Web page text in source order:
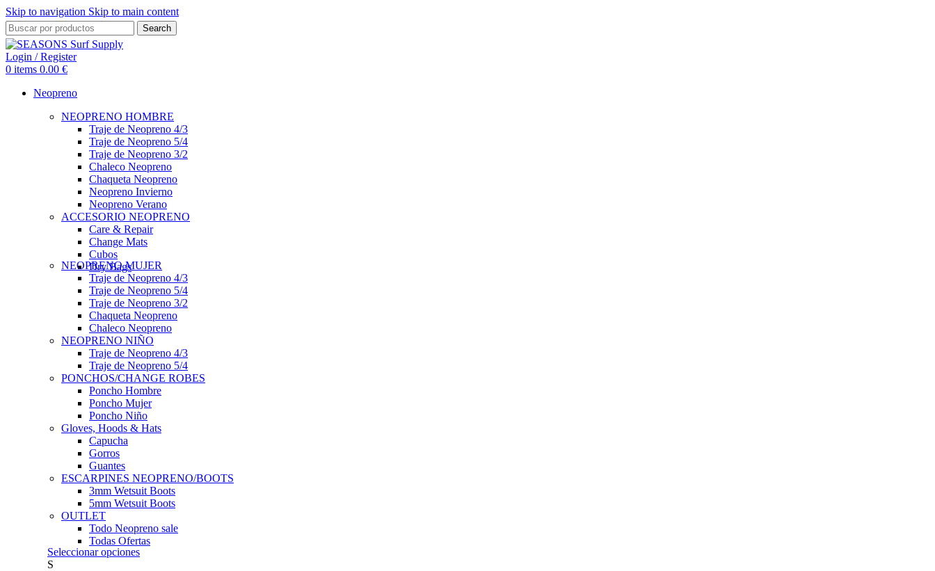
Skip to navigation Skip to main content
Search
Login / Register
0 items 0.00 €
Neopreno
NEOPRENO HOMBRE
Traje de Neopreno 4/3
Traje de Neopreno 5/4
Traje de Neopreno 3/2
Chaleco Neopreno
Chaqueta Neopreno
Neopreno Invierno
Neopreno Verano
ACCESORIO NEOPRENO
Care & Repair
Change Mats
Cubos
Dry Bags
NEOPRENO MUJER
Traje de Neopreno 4/3
Traje de Neopreno 5/4
Traje de Neopreno 3/2
Chaqueta Neopreno
Chaleco Neopreno
NEOPRENO NIÑO
Traje de Neopreno 4/3
Traje de Neopreno 5/4
PONCHOS/CHANGE ROBES
Poncho Hombre
Poncho Mujer
Poncho Niño
Gloves, Hoods & Hats
Capucha
Gorros
Guantes
ESCARPINES NEOPRENO/BOOTS
3mm Wetsuit Boots
5mm Wetsuit Boots
OUTLET
Todo Neopreno sale
Todas Ofertas
Seleccionar opcionesEste
S